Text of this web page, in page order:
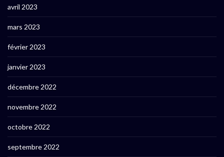
avril 2023
mars 2023
février 2023
janvier 2023
décembre 2022
novembre 2022
octobre 2022
septembre 2022